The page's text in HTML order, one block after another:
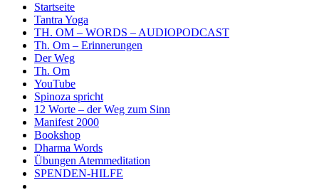
Startseite
Tantra Yoga
TH. OM – WORDS – AUDIOPODCAST
Th. Om – Erinnerungen
Der Weg
Th. Om
YouTube
Spinoza spricht
12 Worte – der Weg zum Sinn
Manifest 2000
Bookshop
Dharma Words
Übungen Atemmeditation
SPENDEN-HILFE